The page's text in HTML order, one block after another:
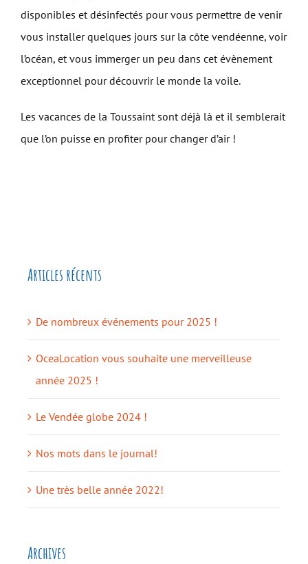
disponibles et désinfectés pour vous permettre de venir
vous installer quelques jours sur la côte vendéenne, voir
l’océan, et vous immerger un peu dans cet évènement
exceptionnel pour découvrir le monde la voile.
Les vacances de la Toussaint sont déjà là et il semblerait
que l’on puisse en profiter pour changer d’air !
Articles récents
De nombreux événements pour 2025 !
OceaLocation vous souhaite une merveilleuse
année 2025 !
Le Vendée globe 2024 !
Nos mots dans le journal!
Une très belle année 2022!
Archives